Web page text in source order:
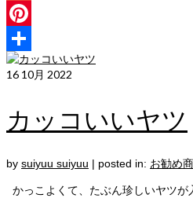
Gmail
Pinterest
共
16 10月 2022
カッコいいヤツ
by suiyuu suiyuu | posted in: お勧め
かっこよくて、たぶん珍しいヤツ